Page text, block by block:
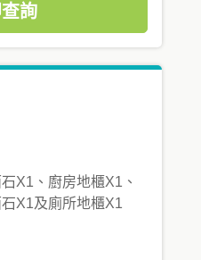
詢
X1、廚房地櫃X1、
X1及廁所地櫃X1